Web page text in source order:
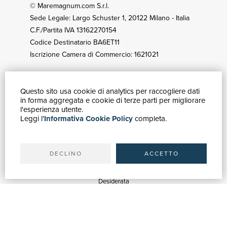
Questo sito usa cookie di analytics per raccogliere dati
in forma aggregata e cookie di terze parti per migliorare
l'esperienza utente.
Leggi l'Informativa Cookie Policycompleta.
DECLINO ACCETTO
© Maremagnum.com S.r.l.
Sede Legale: Largo Schuster 1, 20122 Milano - Italia
C.F./Partita IVA 13162270154
Codice Destinatario BA6ET11
Iscrizione Camera di Commercio: 1621021
GUIDA ACQUISTI
Catalogo
Ricerca avanzata
Spedizioni
Desiderata